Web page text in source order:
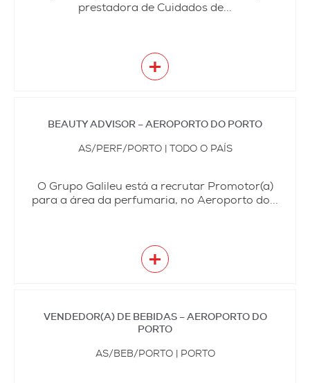
prestadora de Cuidados de...
+
BEAUTY ADVISOR – AEROPORTO DO PORTO
AS/PERF/PORTO | TODO O PAÍS
O Grupo Galileu está a recrutar Promotor(a)
para a área da perfumaria, no Aeroporto do...
+
VENDEDOR(A) DE BEBIDAS – AEROPORTO DO
PORTO
AS/BEB/PORTO | PORTO